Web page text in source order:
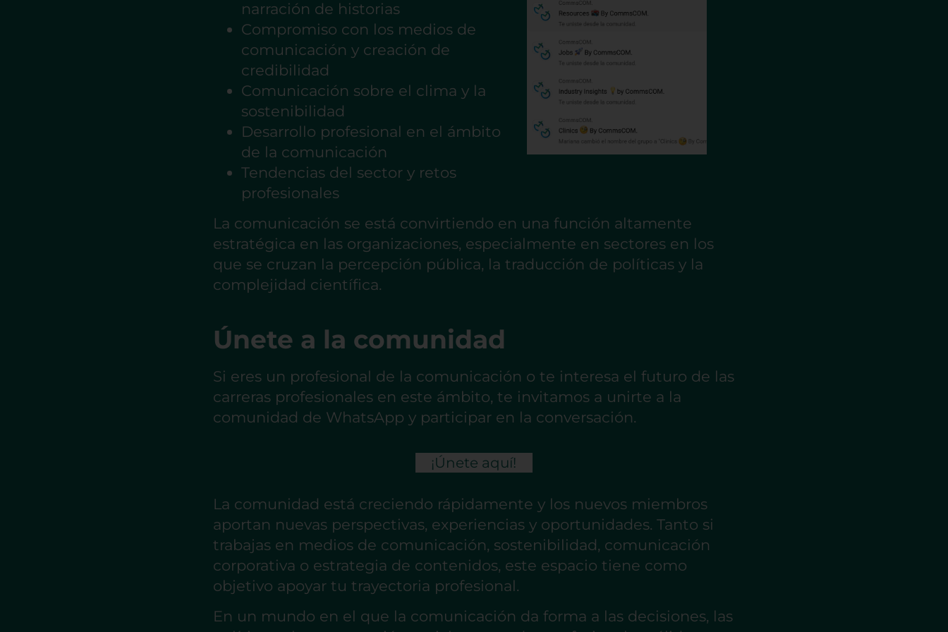
narración de historias
Compromiso con los medios de
comunicación y creación de
credibilidad
Comunicación sobre el clima y la
sostenibilidad
Desarrollo profesional en el ámbito
de la comunicación
Tendencias del sector y retos
profesionales
La comunicación se está convirtiendo en una función altamente
estratégica en las organizaciones, especialmente en sectores en los
que se cruzan la percepción pública, la traducción de políticas y la
complejidad científica.
Únete a la comunidad
Si eres un profesional de la comunicación o te interesa el futuro de las
carreras profesionales en este ámbito, te invitamos a unirte a la
comunidad de WhatsApp y participar en la conversación.
¡Únete aquí!
La comunidad está creciendo rápidamente y los nuevos miembros
aportan nuevas perspectivas, experiencias y oportunidades. Tanto si
trabajas en medios de comunicación, sostenibilidad, comunicación
corporativa o estrategia de contenidos, este espacio tiene como
objetivo apoyar tu trayectoria profesional.
En un mundo en el que la comunicación da forma a las decisiones, las